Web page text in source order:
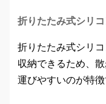
折りたたみ式シリ
折りたたみ式シリ
収納できるため、
運びやすいのが特徴